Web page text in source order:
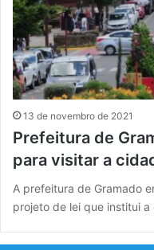
13 de novembro de 2021
Prefeitura de
para visitar a
A prefeitura de Gramado
projeto de lei que institui